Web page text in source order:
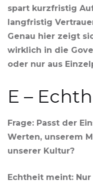
spart kurzfristig
langfristig
Genau hier zeigt
wirklich in die
oder nur aus
E –
Frage: Passt der
Werten, unserem
unserer Kultur?
Echtheit meint: